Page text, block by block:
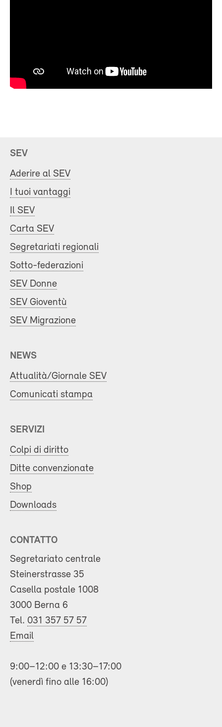
SEV
Aderire al SEV
I tuoi vantaggi
Il SEV
Carta SEV
Segretariati regionali
Sotto-federazioni
SEV Donne
SEV Gioventù
SEV Migrazione
NEWS
Attualità/Giornale SEV
Comunicati stampa
SERVIZI
Colpi di diritto
Ditte convenzionate
Shop
Downloads
CONTATTO
Segretariato centrale
Steinerstrasse 35
Casella postale 1008
3000 Berna 6
Tel. 031 357 57 57
Email
9:00–12:00 e 13:30–17:00
(venerdì fino alle 16:00)